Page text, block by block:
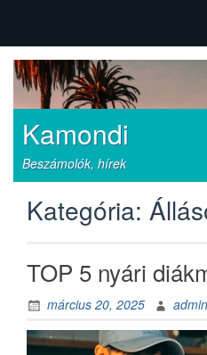
Kamondi
Beszámolók, hírek
Kategória:
TOP 5 nyári
március 20, 2025 admin